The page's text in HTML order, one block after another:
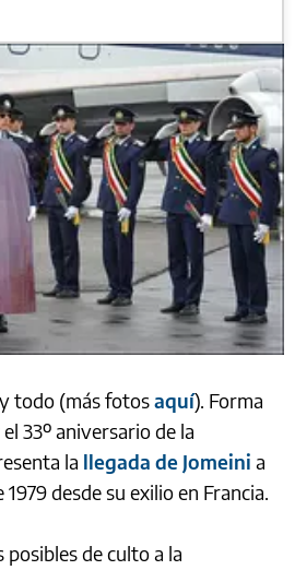
todo (más fotosaquí). Forma
33º aniversario de la
la llegada de Jomeini a
desde su exilio en Francia.
de culto a la